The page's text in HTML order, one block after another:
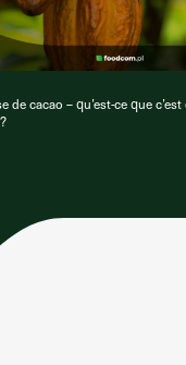
de cacao – qu’est-ce que